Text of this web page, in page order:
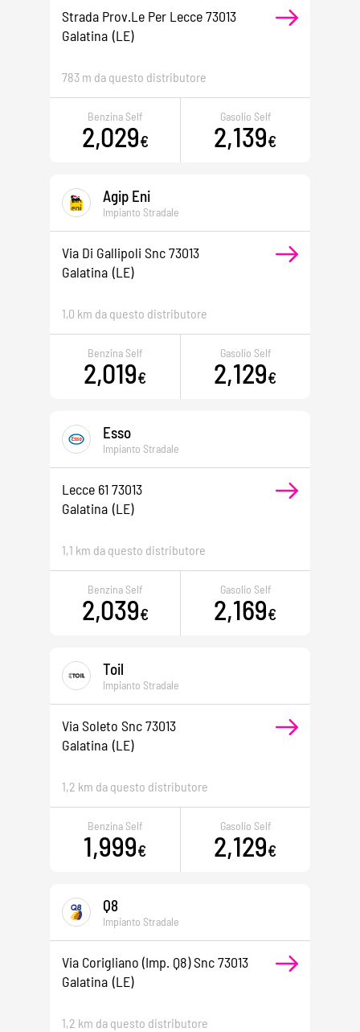
Strada Prov.le Per Lecce 73013
Galatina (LE)
783 m da questo distributore
Benzina Self
2,029€
Gasolio Self
2,139€
Agip Eni
Impianto Stradale
Via Di Gallipoli Snc 73013
Galatina (LE)
1,0 km da questo distributore
Benzina Self
2,019€
Gasolio Self
2,129€
Esso
Impianto Stradale
Lecce 61 73013
Galatina (LE)
1,1 km da questo distributore
Benzina Self
2,039€
Gasolio Self
2,169€
Toil
Impianto Stradale
Via Soleto Snc 73013
Galatina (LE)
1,2 km da questo distributore
Benzina Self
1,999€
Gasolio Self
2,129€
Q8
Impianto Stradale
Via Corigliano (imp. Q8) Snc 73013
Galatina (LE)
1,2 km da questo distributore